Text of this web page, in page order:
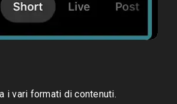
i vari formati di contenuti.